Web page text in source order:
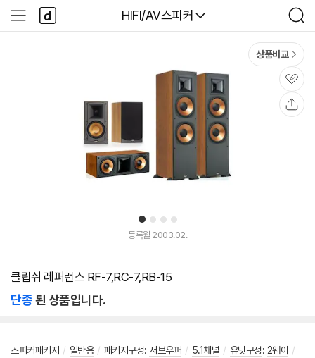
다나와
HIFI/AV스피커
검
색
사
이
다
나
와
1 2 3 4
상품비교
관
심
등록월 2003.02.
클립쉬 레퍼런스 RF-7,RC-7,RB-15
단종된 상품입니다.
스피커패키지 / 일반용 / 패키지구성: 서브우퍼 / 5.1채널 / 유닛구성: 2웨이
/